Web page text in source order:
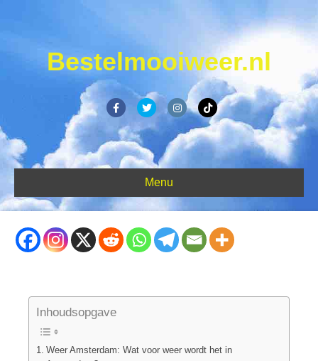
Bestelmooiweer.nl
FacebookTwitterInstagram
Tiktok
Menu
Inhoudsopgave
Weer Amsterdam: Wat voor weer wordt het in